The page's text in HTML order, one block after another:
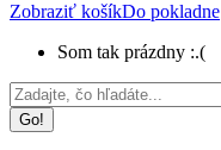
Zobraziť košíkDo pokladne
Som tak prázdny :.(
Search: